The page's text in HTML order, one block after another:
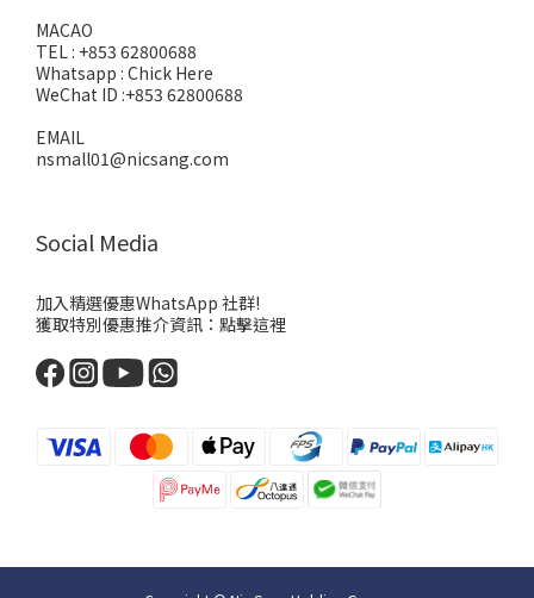
MACAO
TEL : +853 62800688
Whatsapp : Chick Here
WeChat ID :+853 62800688
EMAIL
nsmall01@nicsang.com
Social Media
加入精選優惠WhatsApp 社群!
獲取特別優惠推介資訊： 點擊這裡